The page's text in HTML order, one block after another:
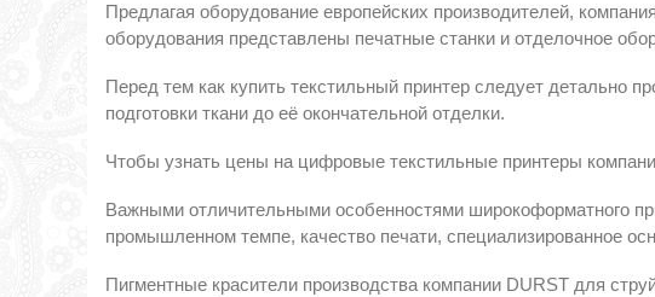
Предлагая оборудование европейских производителей,
оборудования представлены печатные станки и отделочное
Перед тем как купить текстильный принтер следует детально
подготовки ткани до её окончательной отделки.
Чтобы узнать цены на цифровые текстильные принтеры
Важными отличительными особенностями широкоформатного
промышленном темпе, качество печати, специализированное
Пигментные красители производства компании DURST для